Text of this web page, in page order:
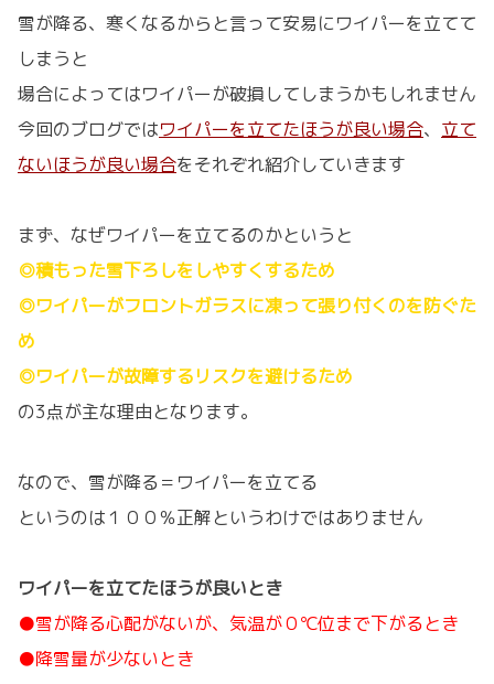
雪が降る、寒くなるからと言って安易にワイパーを立てて
しまうと
場合によってはワイパーが破損してしまうかもしれません
今回のブログではワイパーを立てたほうが良い場合、 立て
ないほうが良い場合をそれぞれ紹介していきます
まず、なぜワイパーを立てるのかというと
◎積もった雪下ろしをしやすくするため
◎ワイパーがフロントガラスに凍って張り付くのを防ぐた
め
◎ワイパーが故障するリスクを避けるため
の3点が主な理由となります。
なので、雪が降る＝ワイパーを立てる
というのは１００％正解というわけではありません
ワイパーを立てたほうが良いとき
●雪が降る心配がないが、気温が０℃位まで下がるとき
●降雪量が少ないとき